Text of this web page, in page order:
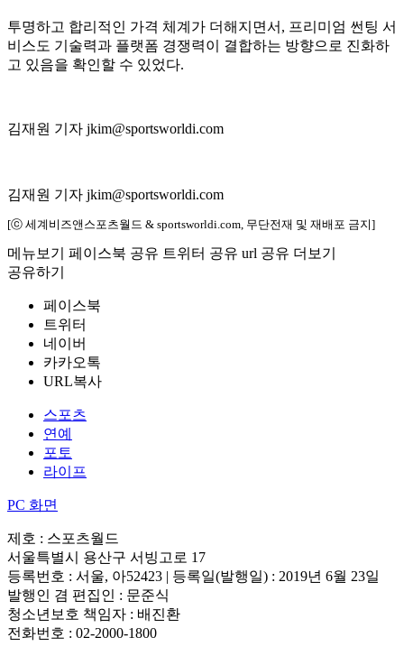
투명하고 합리적인 가격 체계가 더해지면서, 프리미엄 썬팅 서
비스도 기술력과 플랫폼 경쟁력이 결합하는 방향으로 진화하
고 있음을 확인할 수 있었다.
김재원 기자 jkim@sportsworldi.com
김재원 기자 jkim@sportsworldi.com
[ⓒ 세계비즈앤스포츠월드 & sportsworldi.com, 무단전재 및 재배포 금지]
메뉴보기 페이스북 공유 트위터 공유 url 공유 더보기
공유하기
페이스북
트위터
네이버
카카오톡
URL복사
스포츠
연예
포토
라이프
PC 화면
제호 : 스포츠월드
서울특별시 용산구 서빙고로 17
등록번호 : 서울, 아52423 | 등록일(발행일) : 2019년 6월 23일
발행인 겸 편집인 : 문준식
청소년보호 책임자 : 배진환
전화번호 : 02-2000-1800